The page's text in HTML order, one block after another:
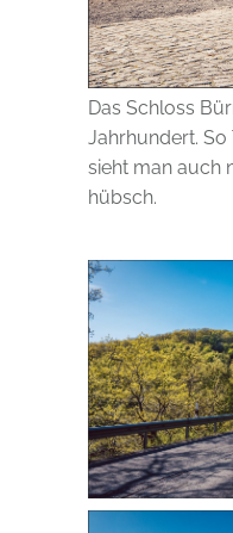
Das Schloss
Jahrhundert.
sieht man auch
hübsch.